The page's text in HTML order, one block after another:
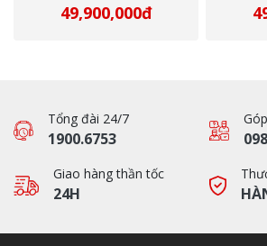
49,900,000đ
Tổng đài 24/7
1900.6753
Giao hàng thần tốc
24H